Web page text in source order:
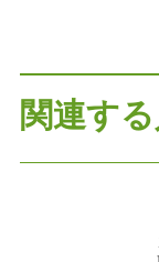
関連す